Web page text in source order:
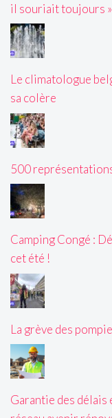
il souriait toujours »
Le climatologue
sa colère
500
Camping Congé :
cet été !
La grève des
Garantie des délais